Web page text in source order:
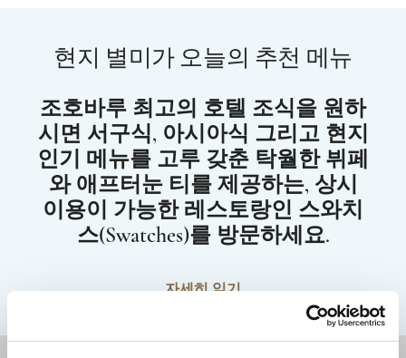
현지 별미가 오늘의 추천 메뉴
조호바루 최고의 호텔 조식을 원하
시면 서구식, 아시아식 그리고 현지
인기 메뉴를 고루 갖춘 탁월한 뷔페
와 애프터눈 티를 제공하는, 상시
이용이 가능한 레스토랑인 스와치
스(Swatches)를 방문하세요.
자세히 읽기